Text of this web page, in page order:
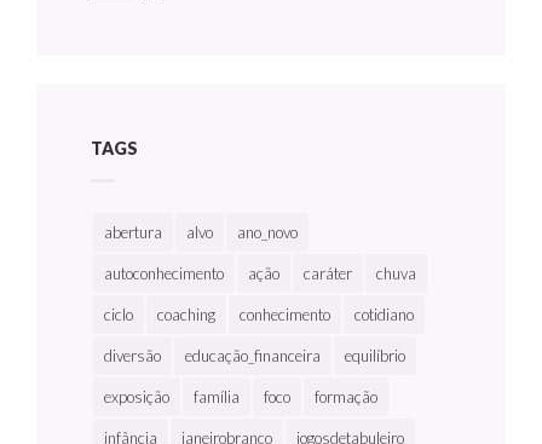
TAGS
abertura alvo ano_novo
autoconhecimento ação caráter chuva
ciclo coaching conhecimento cotidiano
diversão educação_financeira equilíbrio
exposição família foco formação
infância janeirobranco jogosdetabuleiro